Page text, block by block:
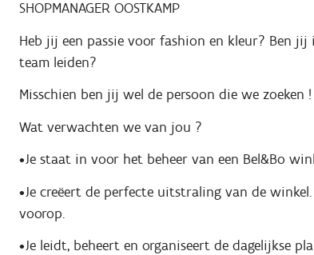
SHOPMANAGER OOSTKAMP
Heb jij een passie voor fashion en kleur? Ben
team leiden?
Misschien ben jij wel de persoon die we zoeken !
Wat verwachten we van jou ?
•Je staat in voor het beheer van een Bel&Bo
•Je creëert de perfecte uitstraling van de
voorop.
•Je leidt, beheert en organiseert de dagelijkse